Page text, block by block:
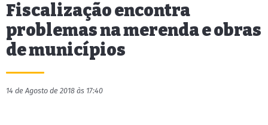
Fiscalização encontra
problemas na merenda e obras
de municípios
14 de Agosto de 2018 às 17:40